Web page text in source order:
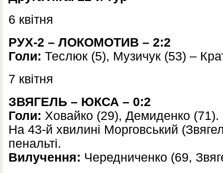
6 квітня
РУХ-2 – ЛОКОМОТИВ – 2:2
Голи: Теслюк (5), Музичук (53) –
7 квітня
ЗВЯГЕЛЬ – ЮКСА – 0:2
Голи: Ховайко (29), Демиденко (71).
На 43-й хвилині Морговський
пенальті.
Вилучення: Чередниченко (69,